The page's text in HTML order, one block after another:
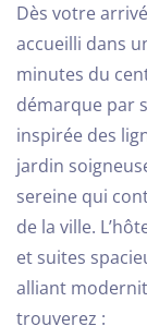
Dès votre
accueilli dans
minutes du
démarque par
inspirée des
jardin
sereine qui
de la ville.
et suites
alliant
trouverez :